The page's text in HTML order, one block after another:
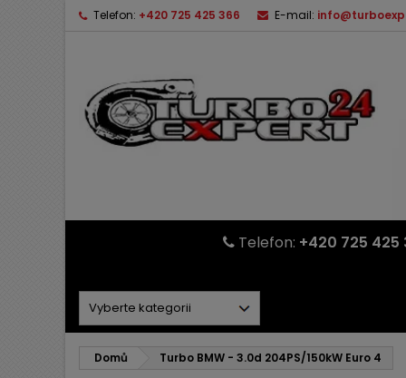
Telefon: +420 725 425 366 E-mail:
Telefon: +420 725 425
Domů Turbo BMW - 3.0d 204PS/150kW Euro 4